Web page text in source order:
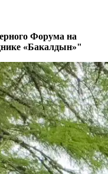
Форума на
«Бакалдын»"